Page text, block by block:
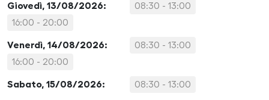
Giovedì, 13/08/2026:
08:30 - 13:00
16:00 - 20:00
Venerdì, 14/08/2026:
08:30 - 13:00
16:00 - 20:00
Sabato, 15/08/2026: 08:30 - 13:00